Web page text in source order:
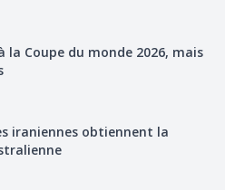
la Coupe du monde 2026, mais
iraniennes obtiennent la